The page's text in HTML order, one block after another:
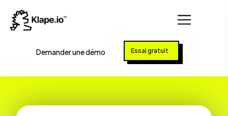
Demander une démo Essai gratuit